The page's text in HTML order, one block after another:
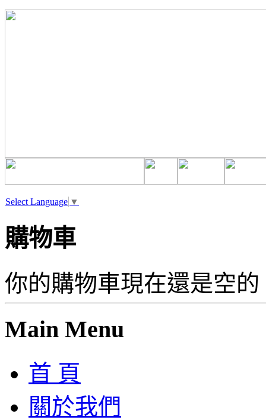
Select Language ▼
購物車
你的購物車現在還是空的
Main Menu
首 頁
關於我們